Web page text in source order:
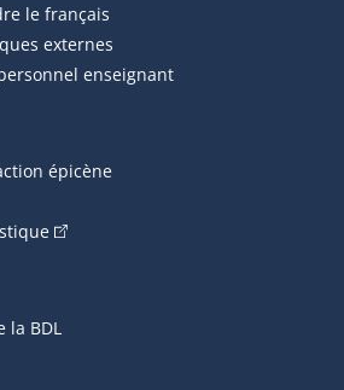
le français
externes
enseignant
épicène
(Cet hyperlien externe s'ouvrira
BDL